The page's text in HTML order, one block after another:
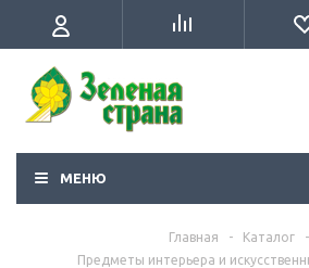
МЕНЮ
Главная - Каталог
-
Предметы интерьера и